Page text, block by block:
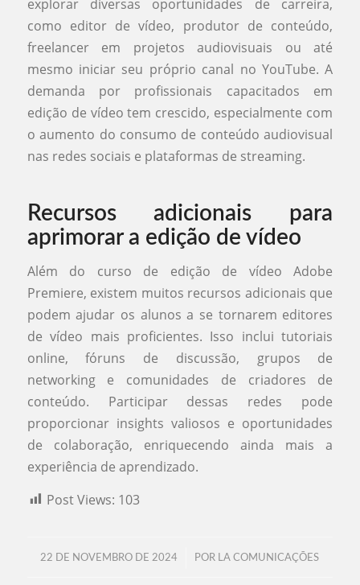
explorar diversas oportunidades de carreira,
como editor de vídeo, produtor de conteúdo,
freelancer em projetos audiovisuais ou até
mesmo iniciar seu próprio canal no YouTube. A
demanda por profissionais capacitados em
edição de vídeo tem crescido, especialmente com
o aumento do consumo de conteúdo audiovisual
nas redes sociais e plataformas de streaming.
Recursos adicionais para
aprimorar a edição de vídeo
Além do curso de edição de vídeo Adobe
Premiere, existem muitos recursos adicionais que
podem ajudar os alunos a se tornarem editores
de vídeo mais proficientes. Isso inclui tutoriais
online, fóruns de discussão, grupos de
networking e comunidades de criadores de
conteúdo. Participar dessas redes pode
proporcionar insights valiosos e oportunidades
de colaboração, enriquecendo ainda mais a
experiência de aprendizado.
Post Views: 103
22 DE NOVEMBRO DE 2024
/ POR LA COMUNICAÇÕES